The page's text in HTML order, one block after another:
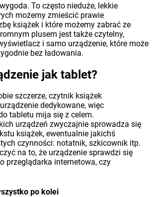
To często nieduże, lekkie
możemy zmieścić prawie
książek i które możemy zabrać ze
plusem jest także czytelny,
i samo urządzenie, które może
bez ładowania.
jak tablet?
szczerze, czytnik książek
dedykowane, więc
tabletu mija się z celem.
urządzeń zwyczajnie sprowadza się
książek, ewentualnie jakichś
czynności: notatnik, szkicownik itp.
na to, że urządzenie sprawdzi się
przeglądarka internetowa, czy
po kolei